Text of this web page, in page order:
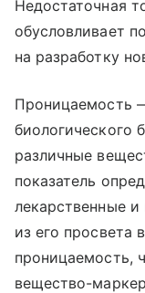
Недостаточная
обусловливает
на разработку
Проницаемость
биологического
различные
показатель
лекарственные и
из его просвета
проницаемость,
вещество-